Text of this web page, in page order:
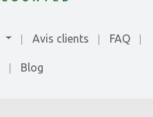
Avis clients FAQ
Blog